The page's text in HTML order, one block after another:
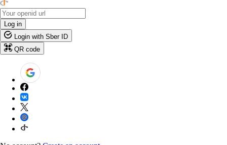
Log in
Login with Sber ID
QR code